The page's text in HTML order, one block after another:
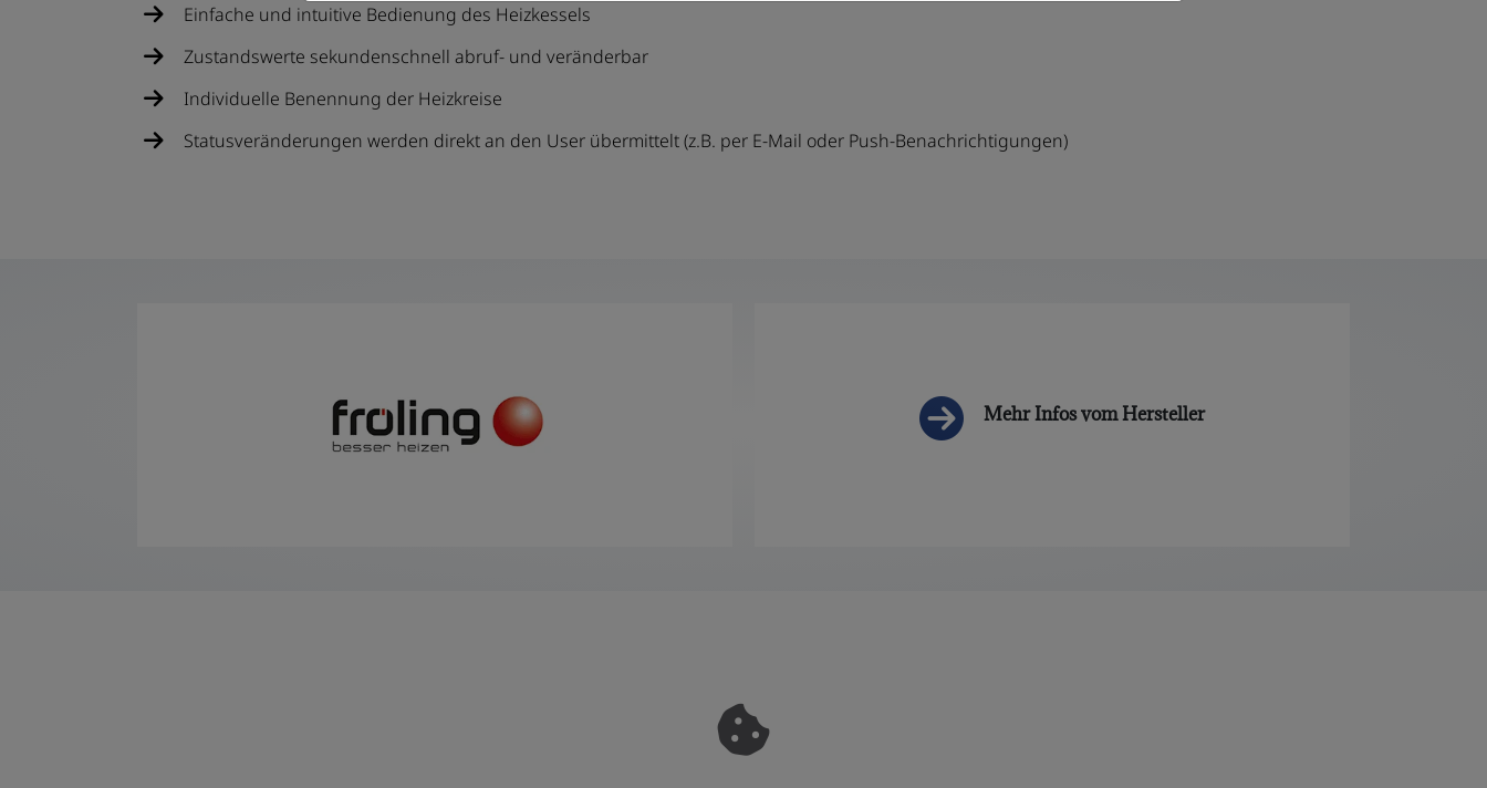
Einfache und intuitive Bedienung des Heizkessels
Zustandswerte sekundenschnell abruf- und veränderbar
Individuelle Benennung der Heizkreise
Statusveränderungen werden direkt an den User übermittelt (z.B. per E-Mail oder Push-Benachrichtigungen)
Mehr Infos vom Hersteller